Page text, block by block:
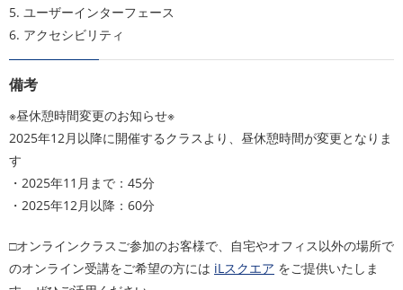
5. ユーザーインターフェース
6. アクセシビリティ
備考
※昼休憩時間変更のお知らせ※
2025年12月以降に開催するクラスより、昼休憩時間が変更となりま
す
・2025年11月まで：45分
・2025年12月以降：60分
□オンラインクラスご参加のお客様で、自宅やオフィス以外の場所で
のオンライン受講をご希望の方には iLスクエア をご提供いたしま